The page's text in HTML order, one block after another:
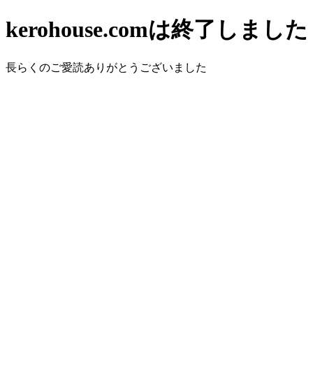
kerohouse.comは終了しました
長らくのご愛読ありがとうございました